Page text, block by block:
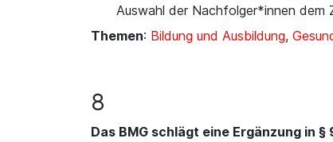
Auswahl der Nachfolger*innen dem
Themen: Bildung und Ausbildung,
8
Das BMG schlägt eine Ergänzung in